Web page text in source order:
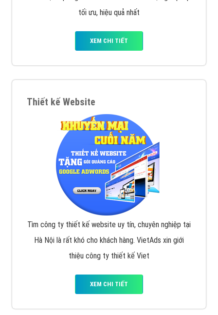
tối ưu, hiệu quả nhất
XEM CHI TIẾT
Thiết kế Website
Tìm công ty thiết kế website uy tín, chuyên nghiệp tại
Hà Nội là rất khó cho khách hàng. VietAds xin giới
thiệu công ty thiết kế Viet
XEM CHI TIẾT